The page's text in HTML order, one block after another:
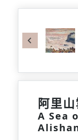
Previous
阿里
A Sea